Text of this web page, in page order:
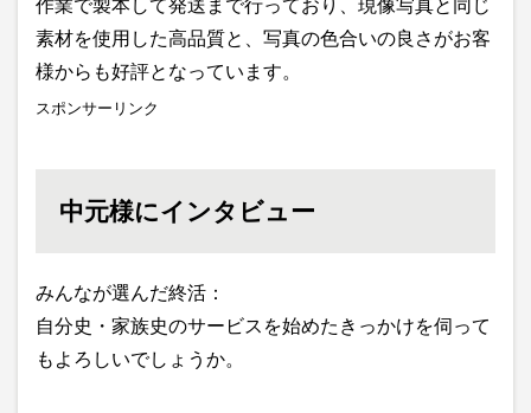
作業で製本して発送まで行っており、現像写真と同じ
素材を使用した高品質と、写真の色合いの良さがお客
様からも好評となっています。
スポンサーリンク
中元様にインタビュー
みんなが選んだ終活：
自分史・家族史のサービスを始めたきっかけを伺って
もよろしいでしょうか。